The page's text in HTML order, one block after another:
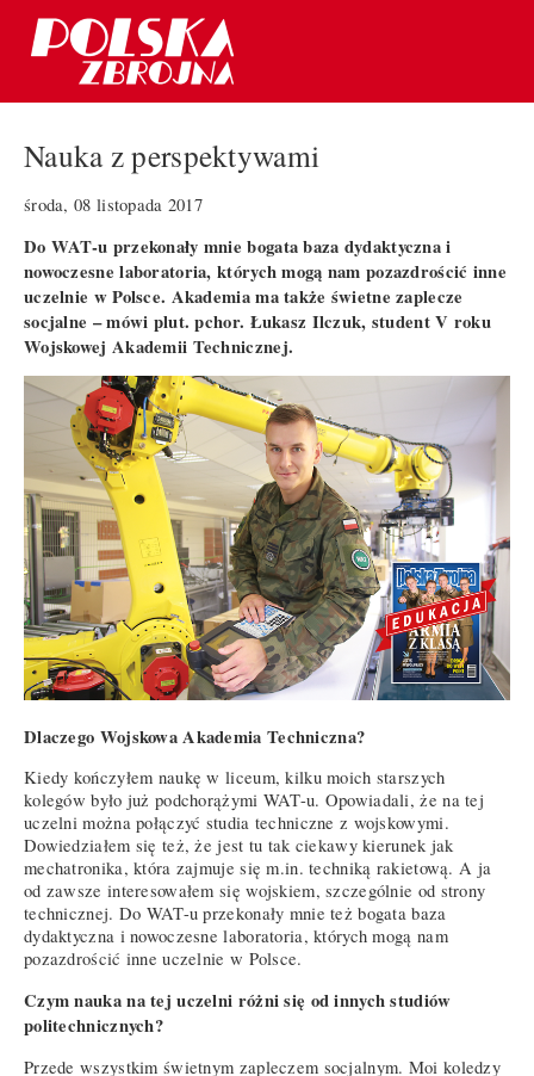
Nauka z perspektywami
środa, 08 listopada 2017
Do WAT-u przekonały mnie bogata baza dydaktyczna i
nowoczesne laboratoria, których mogą nam pozazdrościć inne
uczelnie w Polsce. Akademia ma także świetne zaplecze
socjalne – mówi plut. pchor. Łukasz Ilczuk, student V roku
Wojskowej Akademii Technicznej.
Dlaczego Wojskowa Akademia Techniczna?
Kiedy kończyłem naukę w liceum, kilku moich starszych
kolegów było już podchorążymi WAT-u. Opowiadali, że na tej
uczelni można połączyć studia techniczne z wojskowymi.
Dowiedziałem się też, że jest tu tak ciekawy kierunek jak
mechatronika, która zajmuje się m.in. techniką rakietową. A ja
od zawsze interesowałem się wojskiem, szczególnie od strony
technicznej. Do WAT-u przekonały mnie też bogata baza
dydaktyczna i nowoczesne laboratoria, których mogą nam
pozazdrościć inne uczelnie w Polsce.
Czym nauka na tej uczelni różni się od innych studiów
politechnicznych?
Przede wszystkim świetnym zapleczem socjalnym. Moi koledzy